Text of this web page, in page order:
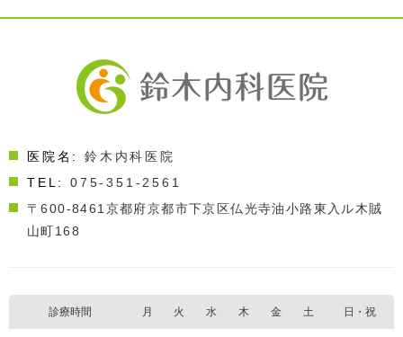
医院名:
鈴木内科医院
TEL:
075-351-2561
〒600-8461 京都府京都市下京区仏光寺油小路東入ル木賊
山町168
診療時間 月 火 水 木 金 土 日・祝